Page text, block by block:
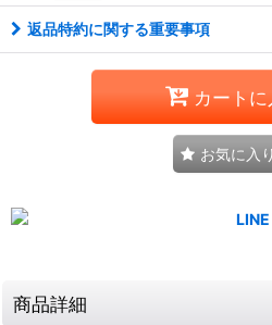
返品特約に関する重要事項
カートに
お気に入
商品詳細